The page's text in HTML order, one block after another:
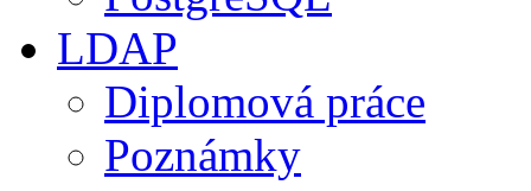
LDAP
Diplomová práce
Poznámky